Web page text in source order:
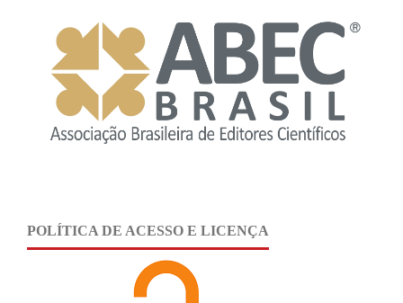
POLÍTICA DE ACESSO E LICENÇA